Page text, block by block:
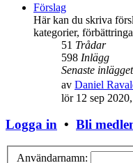
Förslag
Här kan du skriva
kategorier,
51 Trådar
598 Inlägg
Senaste inlägget
av Daniel
lör 12 sep
Logga in • Bli
Användarnamn: